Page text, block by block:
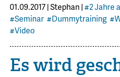
01.09.2017|Stephan|#2 Jahre
#Seminar #Dummytraining
#Video
Es wird